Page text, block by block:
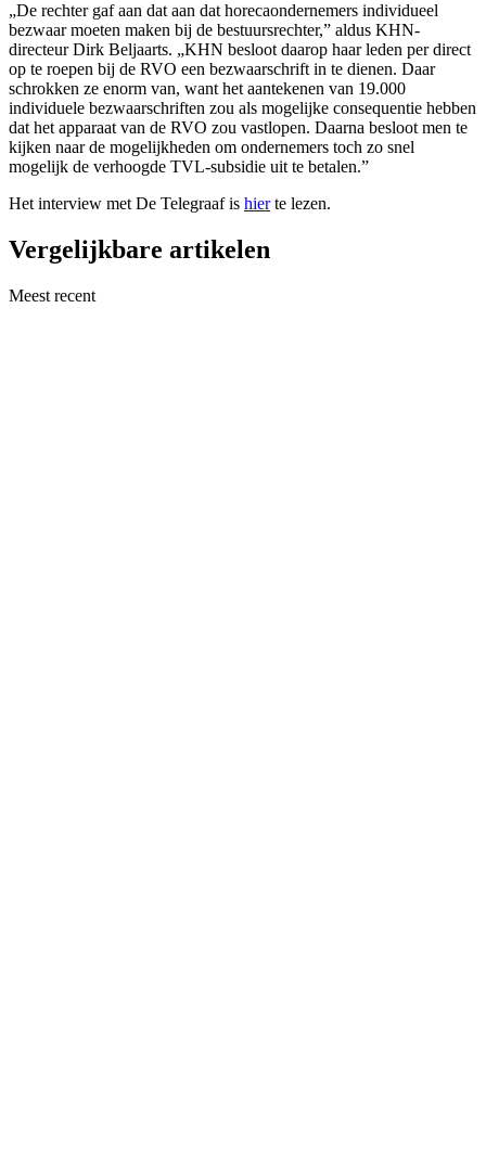
„De rechter gaf aan dat aan dat horecaondernemers individueel
bezwaar moeten maken bij de bestuursrechter,” aldus KHN-
directeur Dirk Beljaarts. „KHN besloot daarop haar leden per direct
op te roepen bij de RVO een bezwaarschrift in te dienen. Daar
schrokken ze enorm van, want het aantekenen van 19.000
individuele bezwaarschriften zou als mogelijke consequentie hebben
dat het apparaat van de RVO zou vastlopen. Daarna besloot men te
kijken naar de mogelijkheden om ondernemers toch zo snel
mogelijk de verhoogde TVL-subsidie uit te betalen.”
Het interview met De Telegraaf is hierte lezen.
Vergelijkbare artikelen
Meest recent